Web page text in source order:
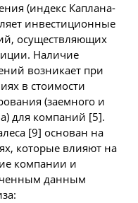
(индекс Каплана-
инвестиционные
осуществляющих
Наличие
возникает при
в стоимости
(заемного и
для компаний [5].
[9] основан на
которые влияют на
компании и
данным